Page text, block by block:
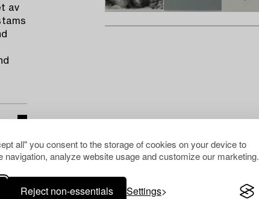
all" you consent to the storage of cookies on your device to
navigation, analyze website usage and customize our marketing.
Reject non-essentials Settings
av